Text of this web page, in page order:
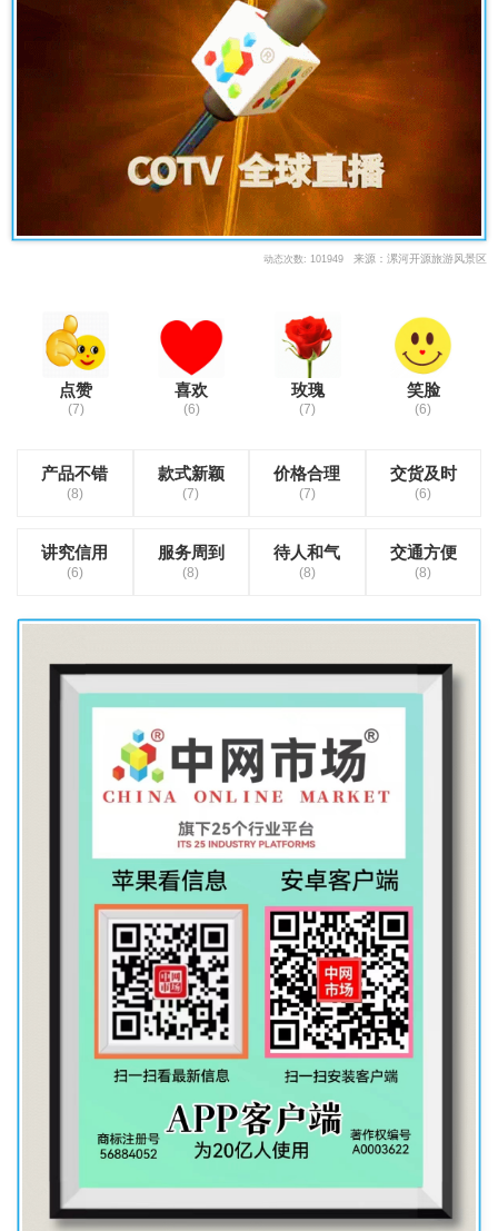
动态次数: 101949 来源：漯河开源旅游风景区
点赞
(7)
喜欢
(6)
玫瑰
(7)
笑脸
(6)
产品不错
(8)
款式新颖
(7)
价格合理
(7)
交货及时
(6)
讲究信用
(6)
服务周到
(8)
待人和气
(8)
交通方便
(8)